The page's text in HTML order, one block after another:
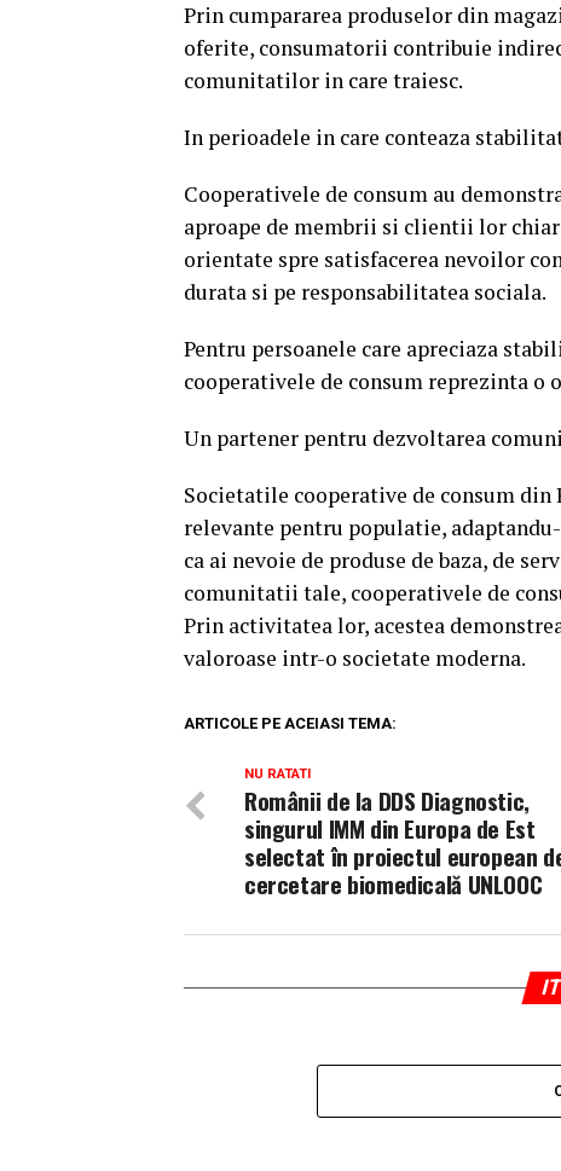
Prin cumpararea produselor din
oferite, consumatorii contribuie
comunitatilor in care traiesc.
In perioadele in care conteaza
Cooperativele de consum au
aproape de membrii si clientii lor
orientate spre satisfacerea nevoilor
durata si pe responsabilitatea sociala.
Pentru persoanele care apreciaza
cooperativele de consum reprezinta o
Un partener pentru dezvoltarea
Societatile cooperative de consum
relevante pentru populatie,
ca ai nevoie de produse de baza, de
comunitatii tale, cooperativele de
Prin activitatea lor, acestea
valoroase intr-o societate moderna.
ARTICOLE PE ACEIASI TEMA:
NU RATATI
Românii de la DDS Diagnostic,
singurul IMM din Europa de Est
selectat în proiectul european
cercetare biomedicală UNLOOC